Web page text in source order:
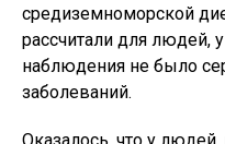
средиземноморской
рассчитали для людей,
наблюдения не было
заболеваний.